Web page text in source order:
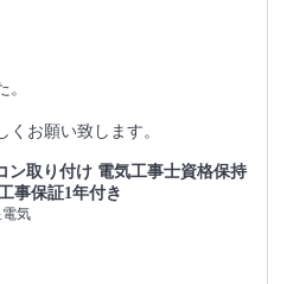
くお願い致します。
ン取り付け 電気工事士資格保持
事保証1年付き
気